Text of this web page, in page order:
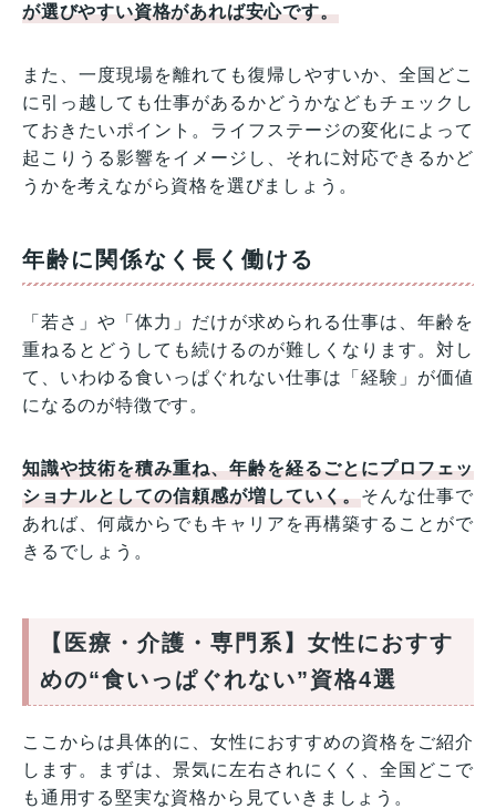
が選びやすい資格があれば安心です。
また、一度現場を離れても復帰しやすいか、全国どこ
に引っ越しても仕事があるかどうかなどもチェックし
ておきたいポイント。ライフステージの変化によって
起こりうる影響をイメージし、それに対応できるかど
うかを考えながら資格を選びましょう。
年齢に関係なく長く働ける
「若さ」や「体力」だけが求められる仕事は、年齢を
重ねるとどうしても続けるのが難しくなります。対し
て、いわゆる食いっぱぐれない仕事は「経験」が価値
になるのが特徴です。
知識や技術を積み重ね、年齢を経るごとにプロフェッ
ショナルとしての信頼感が増していく。そんな仕事で
あれば、何歳からでもキャリアを再構築することがで
きるでしょう。
【医療・介護・専門系】女性におすす
めの“食いっぱぐれない”資格4選
ここからは具体的に、女性におすすめの資格をご紹介
します。まずは、景気に左右されにくく、全国どこで
も通用する堅実な資格から見ていきましょう。